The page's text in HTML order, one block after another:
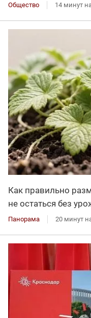
Общество 14 минут
Как правильно
не остаться без
Панорама 20 минут